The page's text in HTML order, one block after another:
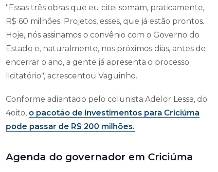
"Essas três obras que eu citei somam, praticamente,
R$ 60 milhões. Projetos, esses, que já estão prontos.
Hoje, nós assinamos o convênio com o Governo do
Estado e, naturalmente, nos próximos dias, antes de
encerrar o ano, a gente já apresenta o processo
licitatório", acrescentou Vaguinho.
Conforme adiantado pelo colunista Adelor Lessa, do
4oito, o pacotão de investimentos para Criciúma
pode passar de R$ 200 milhões.
Agenda do governador em Criciúma